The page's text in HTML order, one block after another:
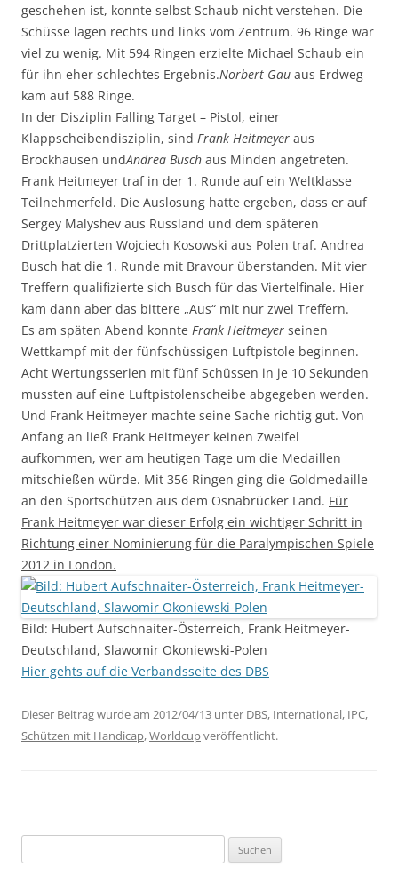
geschehen ist, konnte selbst Schaub nicht verstehen. Die
Schüsse lagen rechts und links vom Zentrum. 96 Ringe war
viel zu wenig. Mit 594 Ringen erzielte Michael Schaub ein
für ihn eher schlechtes Ergebnis.Norbert Gau aus Erdweg
kam auf 588 Ringe.
In der Disziplin Falling Target – Pistol, einer
Klappscheibendisziplin, sind Frank Heitmeyer aus
Brockhausen undAndrea Busch aus Minden angetreten.
Frank Heitmeyer traf in der 1. Runde auf ein Weltklasse
Teilnehmerfeld. Die Auslosung hatte ergeben, dass er auf
Sergey Malyshev aus Russland und dem späteren
Drittplatzierten Wojciech Kosowski aus Polen traf. Andrea
Busch hat die 1. Runde mit Bravour überstanden. Mit vier
Treffern qualifizierte sich Busch für das Viertelfinale. Hier
kam dann aber das bittere „Aus“ mit nur zwei Treffern.
Es am späten Abend konnte Frank Heitmeyer seinen
Wettkampf mit der fünfschüssigen Luftpistole beginnen.
Acht Wertungsserien mit fünf Schüssen in je 10 Sekunden
mussten auf eine Luftpistolenscheibe abgegeben werden.
Und Frank Heitmeyer machte seine Sache richtig gut. Von
Anfang an ließ Frank Heitmeyer keinen Zweifel
aufkommen, wer am heutigen Tage um die Medaillen
mitschießen würde. Mit 356 Ringen ging die Goldmedaille
an den Sportschützen aus dem Osnabrücker Land. Für
Frank Heitmeyer war dieser Erfolg ein wichtiger Schritt in
Richtung einer Nominierung für die Paralympischen Spiele
2012 in London.
Bild: Hubert Aufschnaiter-Österreich, Frank Heitmeyer-
Deutschland, Slawomir Okoniewski-Polen
Hier gehts auf die Verbandsseite des DBS
Dieser Beitrag wurde am 2012/04/13 unter DBS, International, IPC,
Schützen mit Handicap,Worldcupveröffentlicht.
nach: